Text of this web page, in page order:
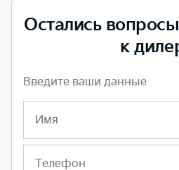
Остались
к
Введите ваши данные
Имя
Телефон